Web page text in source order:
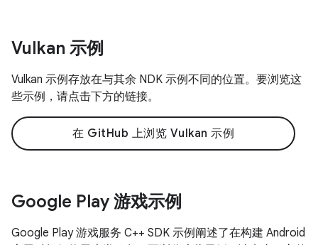
Vulkan 示例
Vulkan 示例存放在与其余 NDK 示例不同的位置。要浏览这
些示例，请点击下方的链接。
在 GitHub 上浏览 Vulkan 示例
Google Play 游戏示例
Google Play 游戏服务 C++ SDK 示例阐述了在构建 Android